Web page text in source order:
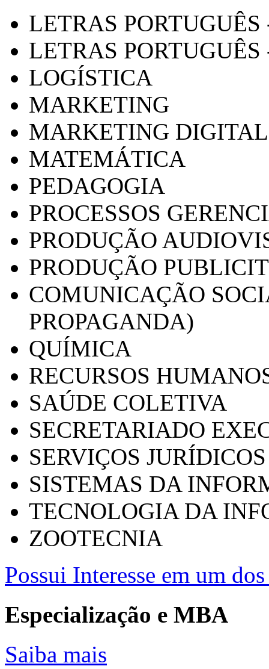
LETRAS
LETRAS PORTUGUÊS
LOGÍSTICA
MARKETING
MARKETING DIGITAL
MATEMÁTICA
PEDAGOGIA
PROCESSOS
PRODUÇÃO
PRODUÇÃO
COMUNICAÇÃO
PROPAGANDA)
QUÍMICA
RECURSOS
SAÚDE COLETIVA
SECRETARIADO
SERVIÇOS
SISTEMAS DA
TECNOLOGIA DA
ZOOTECNIA
Possui Interesse em um
Especialização e MBA
Saiba mais